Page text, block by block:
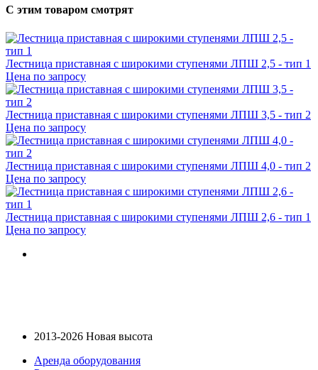
С этим товаром смотрят
Лестница приставная с широкими ступенями ЛПШ 2,5 - тип 1
Цена по запросу
Лестница приставная с широкими ступенями ЛПШ 3,5 - тип 2
Цена по запросу
Лестница приставная с широкими ступенями ЛПШ 4,0 - тип 2
Цена по запросу
Лестница приставная с широкими ступенями ЛПШ 2,6 - тип 1
Цена по запросу
2013-2026 Новая высота
Аренда оборудования